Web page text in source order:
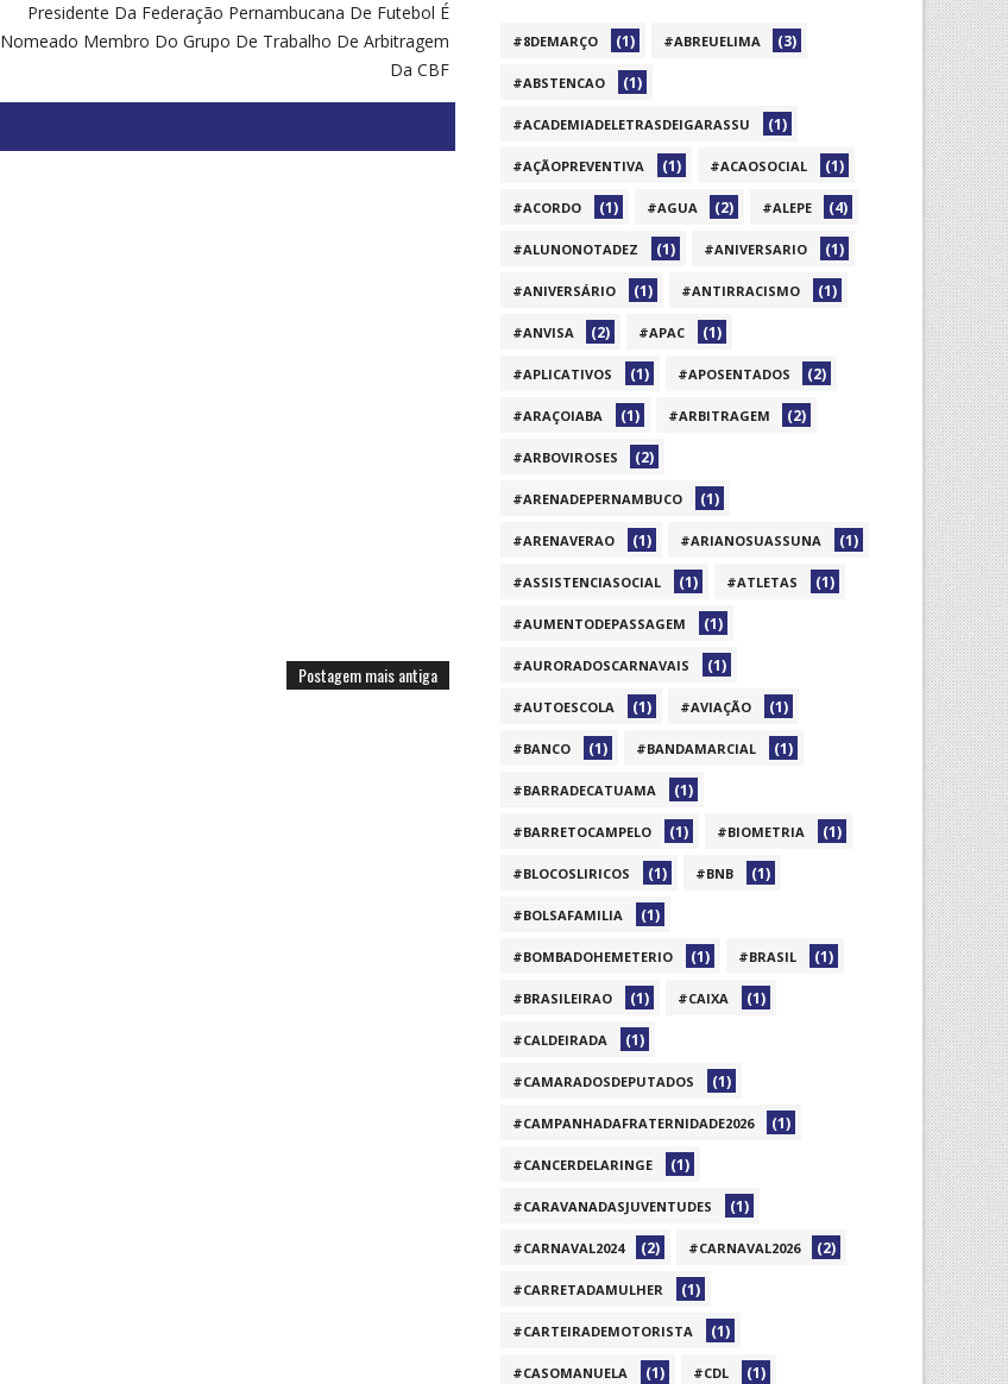
Presidente Da Federação Pernambucana De Futebol É
Nomeado Membro Do Grupo De Trabalho De Arbitragem
Da CBF
Postagem mais antiga
#8DEMARÇO (1) #ABREUELIMA (3)
#ABSTENCAO (1)
#ACADEMIADELETRASDEIGARASSU (1)
#AÇÃOPREVENTIVA (1) #ACAOSOCIAL (1)
#ACORDO (1) #AGUA (2) #ALEPE (4)
#ALUNONOTADEZ (1) #ANIVERSARIO (1)
#ANIVERSÁRIO (1) #ANTIRRACISMO (1)
#ANVISA (2) #APAC (1)
#APLICATIVOS (1) #APOSENTADOS (2)
#ARAÇOIABA (1) #ARBITRAGEM (2)
#ARBOVIROSES (2)
#ARENADEPERNAMBUCO (1)
#ARENAVERAO (1) #ARIANOSUASSUNA (1)
#ASSISTENCIASOCIAL (1) #ATLETAS (1)
#AUMENTODEPASSAGEM (1)
#AURORADOSCARNAVAIS (1)
#AUTOESCOLA (1) #AVIAÇÃO (1)
#BANCO (1) #BANDAMARCIAL (1)
#BARRADECATUAMA (1)
#BARRETOCAMPELO (1) #BIOMETRIA (1)
#BLOCOSLIRICOS (1) #BNB (1)
#BOLSAFAMILIA (1)
#BOMBADOHEMETERIO (1) #BRASIL (1)
#BRASILEIRAO (1) #CAIXA (1)
#CALDEIRADA (1)
#CAMARADOSDEPUTADOS (1)
#CAMPANHADAFRATERNIDADE2026 (1)
#CANCERDELARINGE (1)
#CARAVANADASJUVENTUDES (1)
#CARNAVAL2024 (2) #CARNAVAL2026 (2)
#CARRETADAMULHER (1)
#CARTEIRADEMOTORISTA (1)
#CASOMANUELA (1) #CDL (1)